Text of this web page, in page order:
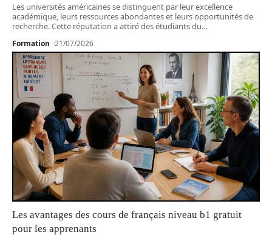
Les universités américaines se distinguent par leur excellence
académique, leurs ressources abondantes et leurs opportunités de
recherche. Cette réputation a attiré des étudiants du…
Formation 21/07/2026
Les avantages des cours de français niveau b1 gratuit
pour les apprenants